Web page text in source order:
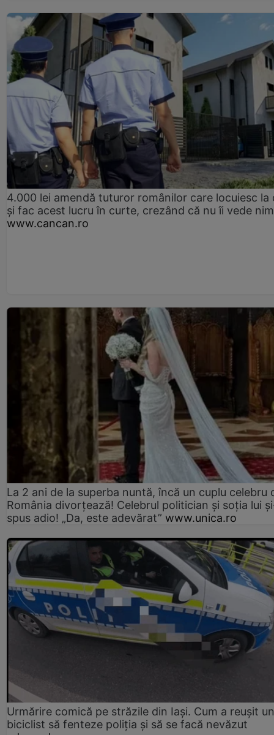
4.000 lei amendă tuturor românilor care locuiesc la
și fac acest lucru în curte, crezând că nu îi vede
www.cancan.ro
La 2 ani de la superba nuntă, încă un cuplu celebru
România divorțează! Celebrul politician și soția lui
spus adio! „Da, este adevărat” www.unica.ro
Urmărire comică pe străzile din Iași. Cum a reușit un
biciclist să fenteze poliția și să se facă nevăzut